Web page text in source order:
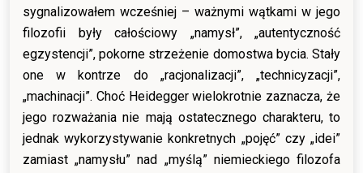
sygnalizowałem wcześniej – ważnymi wątkami w jego
filozofii były całościowy „namysł”, „autentyczność
egzystencji”, pokorne strzeżenie domostwa bycia. Stały
one w kontrze do „racjonalizacji”, „technicyzacji”,
„machinacji”. Choć Heidegger wielokrotnie zaznacza, że
jego rozważania nie mają ostatecznego charakteru, to
jednak wykorzystywanie konkretnych „pojęć” czy „idei”
zamiast „namysłu” nad „myślą” niemieckiego filozofa